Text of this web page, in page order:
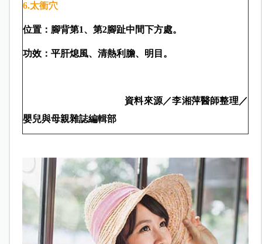
6.太衝穴
位置：腳背第1、第2腳趾中間下方處。
功效：平肝熄風、清熱利膽、明目。
資料來源／李湘萍醫師整理／
嬰兒與母親雜誌編輯部